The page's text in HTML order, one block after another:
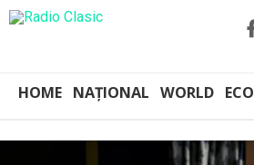
HOME NAȚIONAL WORLD